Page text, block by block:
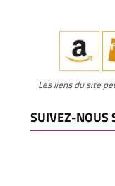
Les liens du site
SUIVEZ-NOUS